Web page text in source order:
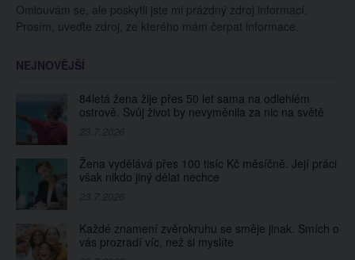
Omlouvám se, ale poskytli jste mi prázdný zdroj informací.
Prosím, uveďte zdroj, ze kterého mám čerpat informace.
NEJNOVĚJŠÍ
84letá žena žije přes 50 let sama na odlehlém
ostrově. Svůj život by nevyměnila za nic na světě
Žena vydělává přes 100 tisíc Kč měsíčně. Její práci
však nikdo jiný dělat nechce
Každé znamení zvěrokruhu se směje jinak. Smích o
vás prozradí víc, než si myslíte